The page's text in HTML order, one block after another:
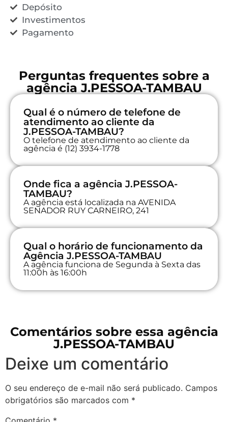
Depósito
Investimentos
Pagamento
Perguntas frequentes sobre a
agência J.PESSOA-TAMBAU
Qual é o número de telefone de
atendimento ao cliente da
J.PESSOA-TAMBAU?
O telefone de atendimento ao cliente da
agência é (12) 3934-1778
Onde fica a agência J.PESSOA-
TAMBAU?
A agência está localizada na AVENIDA
SENADOR RUY CARNEIRO, 241
Qual o horário de funcionamento da
Agência J.PESSOA-TAMBAU
A agência funciona de Segunda à Sexta das
11:00h às 16:00h
Comentários sobre essa agência
J.PESSOA-TAMBAU
Deixe um comentário
O seu endereço de e-mail não será publicado. Campos
obrigatórios são marcados com *